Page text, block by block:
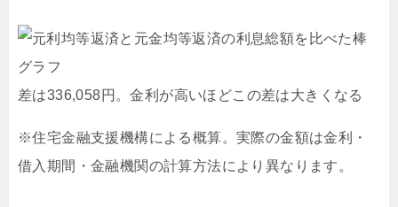
差は336,058円。金利が高いほどこの差は大きくなる
※住宅金融支援機構による概算。実際の金額は金利・
借入期間・金融機関の計算方法により異なります。